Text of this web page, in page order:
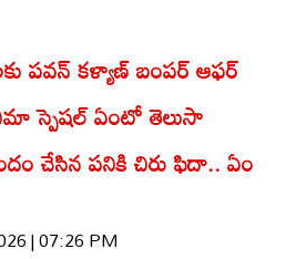
పవన్ కళ్యాణ్ బంపర్ ఆఫర్
స్పెషల్ ఏంటో తెలుసా
చేసిన పనికి చిరు ఫిదా.. ఏం
| 07:26 PM